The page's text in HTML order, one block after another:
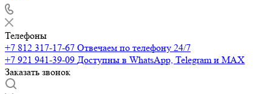
Телефоны
+7 812 317-17-67 Отвечаем по телефону 24/7
+7 921 941-39-09 Доступны в WhatsApp, Telegram и MAX
Заказать звонок